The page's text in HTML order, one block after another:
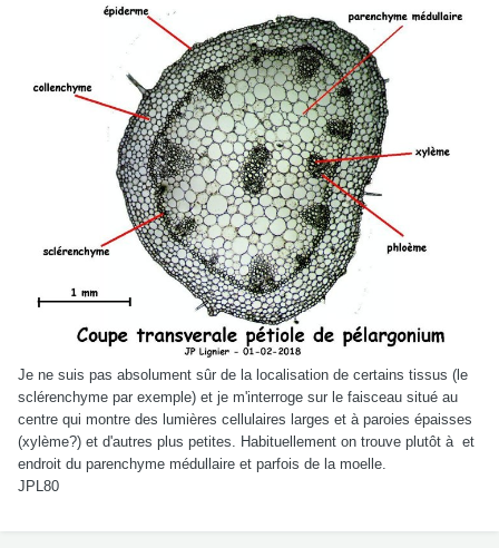
Je ne suis pas absolument sûr de la localisation de certains tissus (le
sclérenchyme par exemple) et je m'interroge sur le faisceau situé au
centre qui montre des lumières cellulaires larges et à paroies épaisses
(xylème?) et d'autres plus petites. Habituellement on trouve plutôt à et
endroit du parenchyme médullaire et parfois de la moelle.
JPL80